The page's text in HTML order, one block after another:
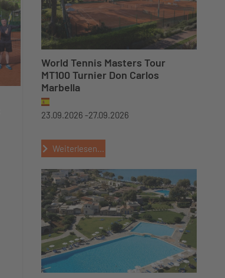
World Tennis Masters Tour
MT100 Turnier Don Carlos
Marbella
23.09.2026 -27.09.2026
Weiterlesen...